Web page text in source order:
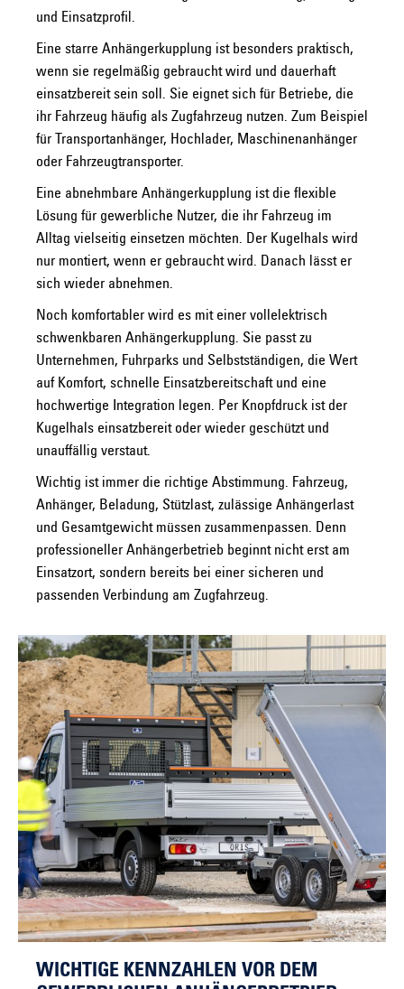
und Einsatzprofil.
Eine starre Anhängerkupplung ist besonders praktisch,
wenn sie regelmäßig gebraucht wird und dauerhaft
einsatzbereit sein soll. Sie eignet sich für Betriebe, die
ihr Fahrzeug häufig als Zugfahrzeug nutzen. Zum Beispiel
für Transportanhänger, Hochlader, Maschinenanhänger
oder Fahrzeugtransporter.
Eine abnehmbare Anhängerkupplung ist die flexible
Lösung für gewerbliche Nutzer, die ihr Fahrzeug im
Alltag vielseitig einsetzen möchten. Der Kugelhals wird
nur montiert, wenn er gebraucht wird. Danach lässt er
sich wieder abnehmen.
Noch komfortabler wird es mit einer vollelektrisch
schwenkbaren Anhängerkupplung. Sie passt zu
Unternehmen, Fuhrparks und Selbstständigen, die Wert
auf Komfort, schnelle Einsatzbereitschaft und eine
hochwertige Integration legen. Per Knopfdruck ist der
Kugelhals einsatzbereit oder wieder geschützt und
unauffällig verstaut.
Wichtig ist immer die richtige Abstimmung. Fahrzeug,
Anhänger, Beladung, Stützlast, zulässige Anhängerlast
und Gesamtgewicht müssen zusammenpassen. Denn
professioneller Anhängerbetrieb beginnt nicht erst am
Einsatzort, sondern bereits bei einer sicheren und
passenden Verbindung am Zugfahrzeug.
WICHTIGE KENNZAHLEN VOR DEM